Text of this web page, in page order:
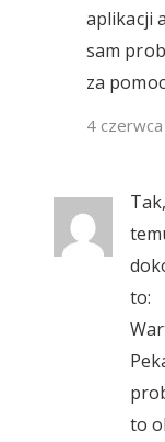
aplikacji
sam
za
4
to:
to